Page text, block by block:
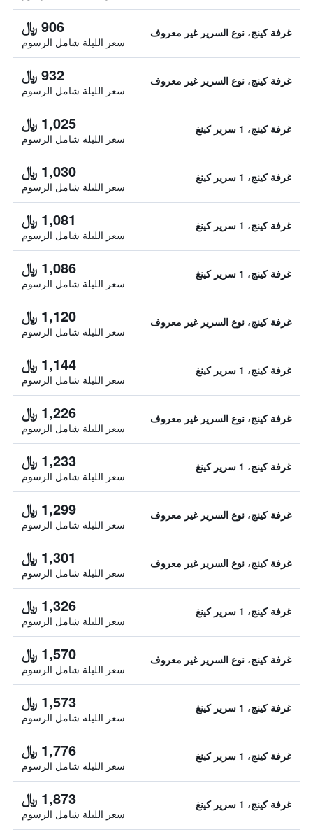
غرفة كينج، نوع السرير غير معروف 906 ﷼
سعر الليلة شامل الرسوم
غرفة كينج، نوع السرير غير معروف 932 ﷼
سعر الليلة شامل الرسوم
غرفة كينج، 1 سرير كينغ 1,025 ﷼
سعر الليلة شامل الرسوم
غرفة كينج، 1 سرير كينغ 1,030 ﷼
سعر الليلة شامل الرسوم
غرفة كينج، 1 سرير كينغ 1,081 ﷼
سعر الليلة شامل الرسوم
غرفة كينج، 1 سرير كينغ 1,086 ﷼
سعر الليلة شامل الرسوم
غرفة كينج، نوع السرير غير معروف 1,120 ﷼
سعر الليلة شامل الرسوم
غرفة كينج، 1 سرير كينغ 1,144 ﷼
سعر الليلة شامل الرسوم
غرفة كينج، نوع السرير غير معروف 1,226 ﷼
سعر الليلة شامل الرسوم
غرفة كينج، 1 سرير كينغ 1,233 ﷼
سعر الليلة شامل الرسوم
غرفة كينج، نوع السرير غير معروف 1,299 ﷼
سعر الليلة شامل الرسوم
غرفة كينج، نوع السرير غير معروف 1,301 ﷼
سعر الليلة شامل الرسوم
غرفة كينج، 1 سرير كينغ 1,326 ﷼
سعر الليلة شامل الرسوم
غرفة كينج، نوع السرير غير معروف 1,570 ﷼
سعر الليلة شامل الرسوم
غرفة كينج، 1 سرير كينغ 1,573 ﷼
سعر الليلة شامل الرسوم
غرفة كينج، 1 سرير كينغ 1,776 ﷼
سعر الليلة شامل الرسوم
غرفة كينج، 1 سرير كينغ 1,873 ﷼
سعر الليلة شامل الرسوم